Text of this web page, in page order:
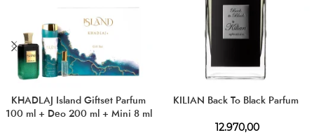
KHADLAJ Island Giftset Parfum
100 ml + Deo 200 ml + Mini 8 ml
KILIAN Back To Black Parfum
12.970,00